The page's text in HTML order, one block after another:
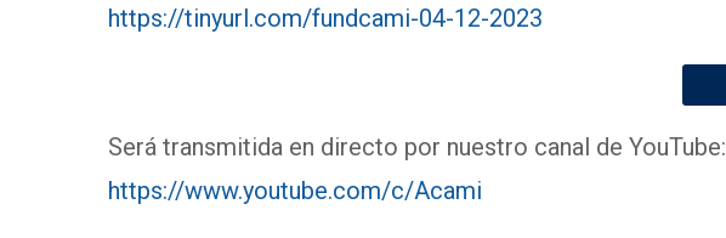
https://tinyurl.com/fundcami-04-12-2023
Será transmitida en directo por nuestro canal de YouTube:
https://www.youtube.com/c/Acami